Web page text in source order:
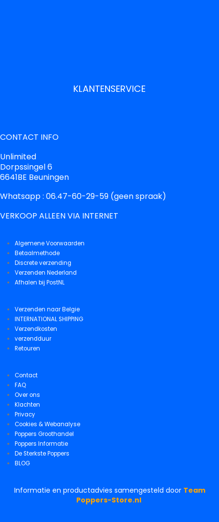
KLANTENSERVICE
CONTACT INFO
Unlimited
Dorpssingel 6
6641BE Beuningen
Whatsapp : 06.47-60-29-59 (geen spraak)
VERKOOP ALLEEN VIA INTERNET
Algemene Voorwaarden
Betaalmethode
Discrete verzending
Verzenden Nederland
Afhalen bij PostNL
Verzenden naar Belgie
INTERNATIONAL SHIPPING
Verzendkosten
verzendduur
Retouren
Contact
FAQ
Over ons
Klachten
Privacy
Cookies & Webanalyse
Poppers Groothandel
Poppers Informatie
De Sterkste Poppers
BLOG
Informatie en productadvies samengesteld door Team
Poppers-Store.nl.